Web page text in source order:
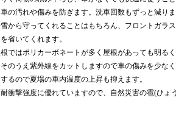
の汚れや傷みを防ぎます。洗車回数もずっと減り
から守ってくれることはもちろん、フロントガラ
省いてくれます。
ではポリカーボネートが多く屋根があっても明る
のうえ紫外線をカットしますので車の傷みを少な
るので夏場の車内温度の上昇も抑えます。
衝撃強度に優れていますので、自然災害の雹(ひょ